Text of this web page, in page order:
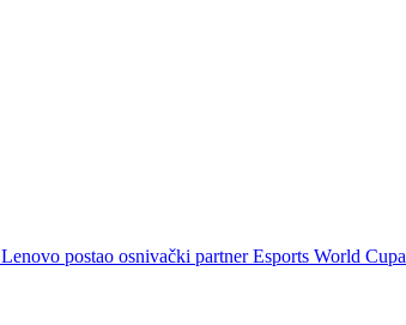
Lenovo postao osnivački partner Esports World Cupa